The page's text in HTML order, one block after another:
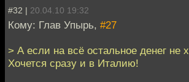
#32 | 20.04.10 19:32
Кому: Глав Упырь, #27
> А если на всё остальное денег не
Хочется сразу и в Италию!